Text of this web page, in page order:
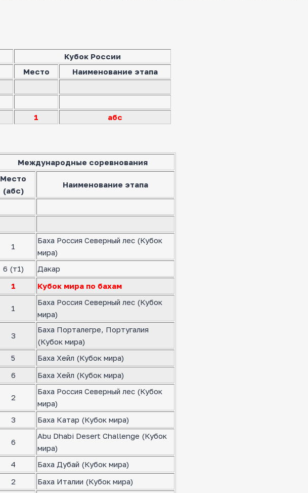
Кубок России
Место
Наименование этапа
1 абс
Международные соревнования
Место
(абс)
Наименование этапа
1
Баха Россия Северный лес (Кубок
мира)
6 (т1)
Дакар
1 Кубок мира по бахам
1
Баха Россия Северный лес (Кубок
мира)
3
Баха Порталегре, Португалия
(Кубок мира)
5
Баха Хейл (Кубок мира)
6
Баха Хейл (Кубок мира)
2
Баха Россия Северный лес (Кубок
мира)
3
Баха Катар (Кубок мира)
6
Abu Dhabi Desert Challenge (Кубок
мира)
4
Баха Дубай (Кубок мира)
2
Баха Италии (Кубок мира)